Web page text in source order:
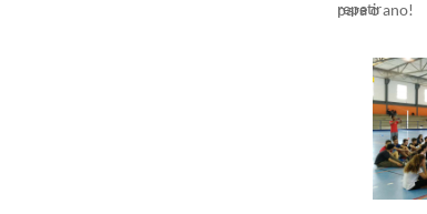
repetir
para o ano!